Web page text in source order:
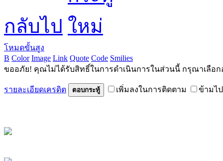
กลับไป
โหมดขั้นสูง
B Color Image Link Quote Code Smilies
ขออภัย! คุณไม่ได้รับสิทธิ์ในการดำเนินการในส่วนนี้ กรุณาเลือก
รายละเอียดเครดิต ตอบกระทู้ เพิ่มลงในการติดตาม ข้ามไ